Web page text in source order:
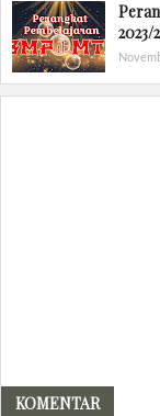
2023/
KOMENTAR